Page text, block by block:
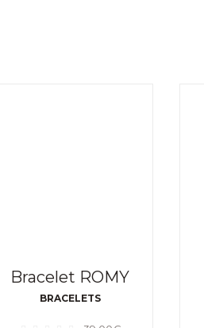
Bracelet ROMY
BRACELETS